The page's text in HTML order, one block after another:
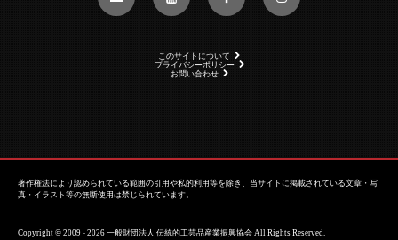
このサイトについて
プライバシーポリシー
お問い合わせ
著作権法により認められている範囲の引用や私的利用等を除き、当サイトに掲載されている文章・写
真・イラスト等の無断使用は禁じられています。
Copyright © 2009 - 2026 一般財団法人 伝統的工芸品産業振興協会 All Rights Reserved.